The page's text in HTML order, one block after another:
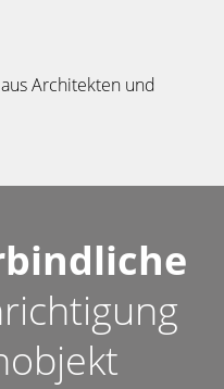
Architekten und